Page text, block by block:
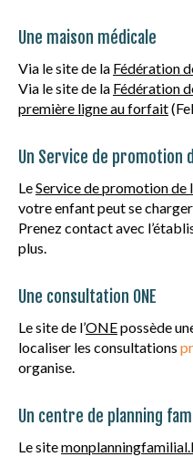
Une maison médicale
Via le site de la Fédération
Via le site de la Fédération
première ligne au forfait
Un Service de promotion
LeService de promotion de
votre enfant peut se
Prenez contact avec
plus.
Une consultation ONE
Le site de l’ONEpossède
localiser les consultations
organise.
Un centre de planning
Le site